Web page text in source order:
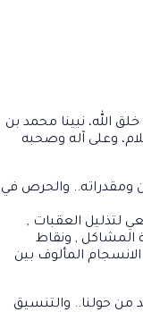
الله، نبينا محمد بن
وعلى آله وصحبه
ومقدراته.. والحرص في
لتذليل العقبات ,
المشاكل , ونقاط
المألوف بين
من حولنا.. والتنسيق